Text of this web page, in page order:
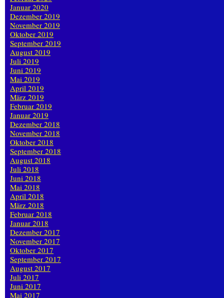
Januar 2020
Dezember 2019
November 2019
Oktober 2019
September 2019
August 2019
Juli 2019
Juni 2019
Mai 2019
April 2019
März 2019
Februar 2019
Januar 2019
Dezember 2018
November 2018
Oktober 2018
September 2018
August 2018
Juli 2018
Juni 2018
Mai 2018
April 2018
März 2018
Februar 2018
Januar 2018
Dezember 2017
November 2017
Oktober 2017
September 2017
August 2017
Juli 2017
Juni 2017
Mai 2017